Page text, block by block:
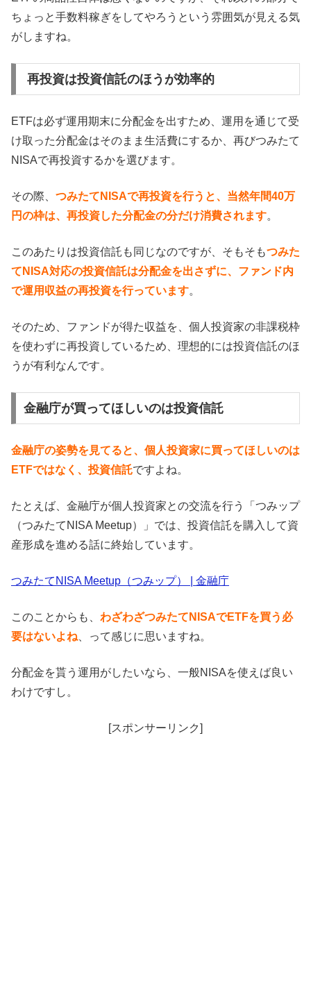
ちょっと手数料稼ぎをしてやろうという雰囲気が見える気
がしますね。
再投資は投資信託のほうが効率的
ETFは必ず運用期末に分配金を出すため、運用を通じて受
け取った分配金はそのまま生活費にするか、再びつみたて
NISAで再投資するかを選びます。
その際、 つみたてNISAで再投資を行うと、当然年間40万
円の枠は、再投資した分配金の分だけ消費されます。
このあたりは投資信託も同じなのですが、そもそもつみた
てNISA対応の投資信託は分配金を出さずに、ファンド内
で運用収益の再投資を行っています。
そのため、ファンドが得た収益を、個人投資家の非課税枠
を使わずに再投資しているため、理想的には投資信託のほ
うが有利なんです。
金融庁が買ってほしいのは投資信託
金融庁の姿勢を見てると、個人投資家に買ってほしいのは
ETFではなく、投資信託ですよね。
たとえば、金融庁が個人投資家との交流を行う「つみップ
（つみたてNISA Meetup）」では、投資信託を購入して資
産形成を進める話に終始しています。
つみたてNISA Meetup（つみップ） | 金融庁
このことからも、 わざわざつみたてNISAでETFを買う必
要はないよね 、って感じに思いますね。
分配金を貰う運用がしたいなら、一般NISAを使えば良い
わけですし。
[スポンサーリンク]